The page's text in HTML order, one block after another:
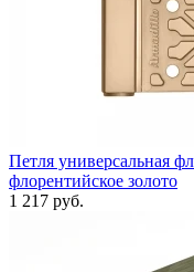
Петля универсальная
флорентийское золото
1 217 руб.